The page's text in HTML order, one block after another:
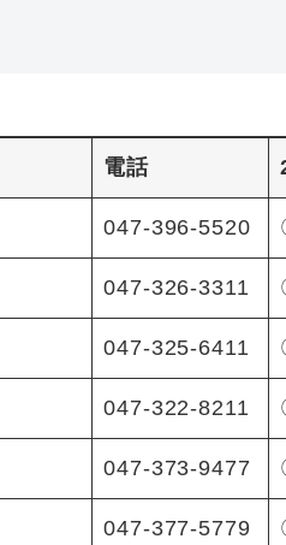
電話
047-396-5520
047-326-3311
047-325-6411
047-322-8211
047-373-9477
047-377-5779